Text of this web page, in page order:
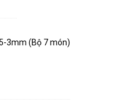
3mm (Bộ 7 món)